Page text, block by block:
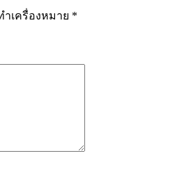
เครื่องหมาย *